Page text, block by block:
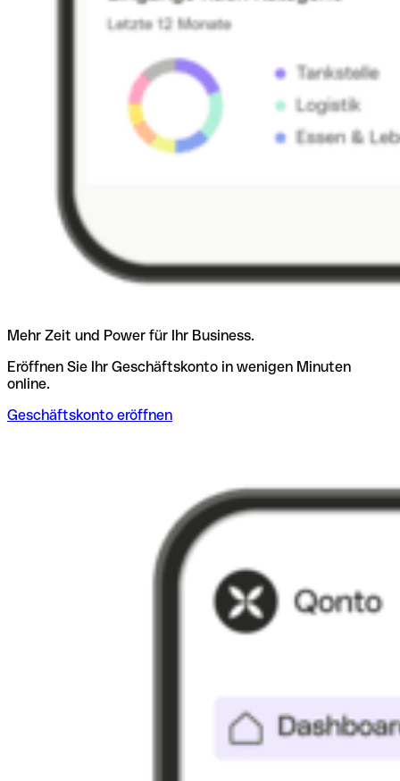
Mehr Zeit und Power für Ihr Business.
Eröffnen Sie Ihr Geschäftskonto in wenigen Minuten
online.
Geschäftskonto eröffnen